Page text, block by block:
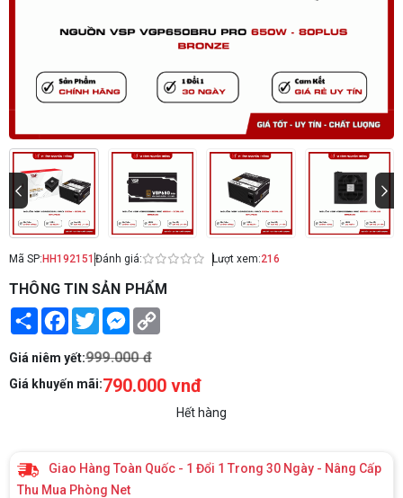
Mã SP: HH192151 Đánh giá: Lượt xem:216
THÔNG TIN SẢN PHẨM
Share Facebook
TwitterMessenger
Giá niêm yết:999.000 đ
Giá khuyến mãi:790.000 vnđ
Hết hàng
Giao Hàng Toàn Quốc - 1 Đổi 1 Trong 30 Ngày - Nâng Cấp
Thu Mua Phòng Net